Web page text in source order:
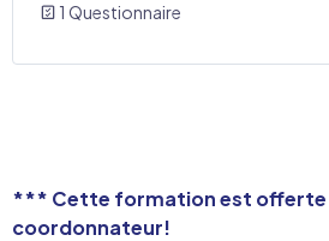
*** Cette formation est offerte
coordonnateur!
1 Questionnaire